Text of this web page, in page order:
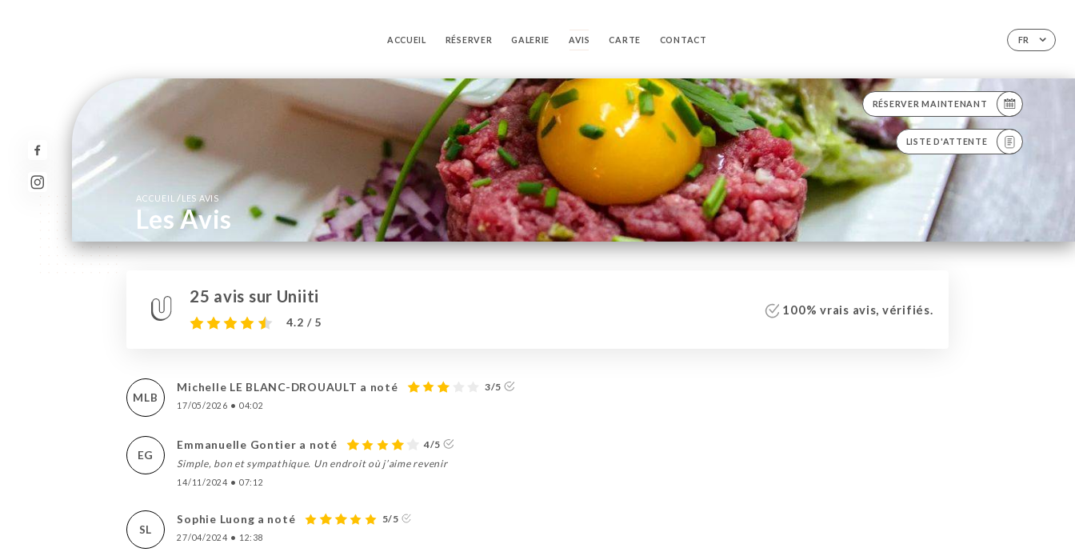
FR
ACCUEIL RÉSERVER GALERIE AVIS CARTE CONTACT
RÉSERVER MAINTENANT
LISTE D'ATTENTE
ACCUEIL/ LES AVIS
Les Avis
25 avis sur Uniiti
4.2 / 5
100% vrais avis, vérifiés.
MLB
Michelle LE BLANC-DROUAULT a noté 3/5
17/05/2026 • 04:02
EG
Emmanuelle Gontier a noté
4/5
Simple, bon et sympathique. Un endroit où j’aime revenir
14/11/2024 • 07:12
SL
Sophie Luong a noté 5/5
27/04/2024 • 12:38